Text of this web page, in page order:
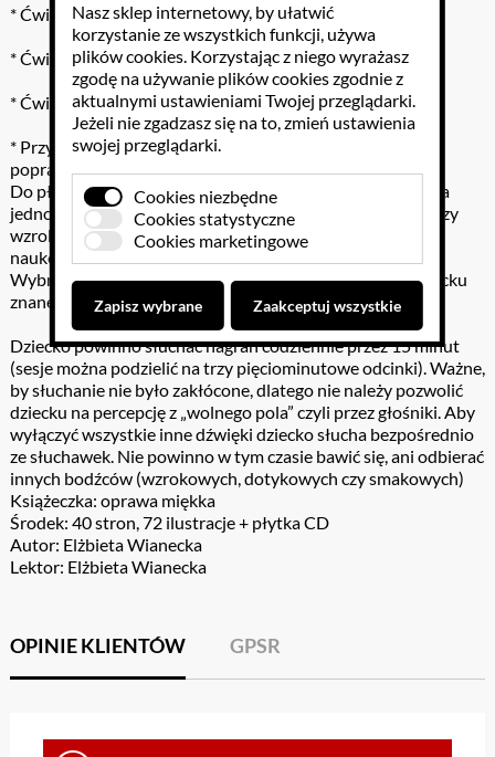
* Ćwiczenie artykulacji (wymowy) wyrazów i końcówek
* Ćwiczenie uwagi słuchowej
* Ćwiczenie rozumienia wypowiedzi językowych
* Przygotowanie do samodzielnego budowania zdań
poprawnych pod względem gramatycznym
Do płytek dołączono ilustrowane książeczki. Pozwoli to na
jednoczesne ćwiczenie uwagi, koncentracji, analizy i syntezy
wzrokowej oraz na wczesną symultaniczno-sekwencyjną
naukę czytania.
Wybrałam jako przykładowe te rzeczowniki, które są dziecku
znane z życia a także łatwe artykulacyjnie.
Dziecko powinno słuchać nagrań codziennie przez 15 minut
(sesje można podzielić na trzy pięciominutowe odcinki). Ważne,
by słuchanie nie było zakłócone, dlatego nie należy pozwolić
dziecku na percepcję z „wolnego pola” czyli przez głośniki. Aby
wyłączyć wszystkie inne dźwięki dziecko słucha bezpośrednio
ze słuchawek. Nie powinno w tym czasie bawić się, ani odbierać
innych bodźców (wzrokowych, dotykowych czy smakowych)
Książeczka: oprawa miękka
Środek: 40 stron, 72 ilustracje + płytka CD
Autor: Elżbieta Wianecka
Lektor: Elżbieta Wianecka
OPINIE KLIENTÓW GPSR
Nasz sklep internetowy, by ułatwić
korzystanie ze wszystkich funkcji, używa
plików cookies. Korzystając z niego wyrażasz
zgodę na używanie plików cookies zgodnie z
aktualnymi ustawieniami Twojej przeglądarki.
Jeżeli nie zgadzasz się na to, zmień ustawienia
swojej przeglądarki.
Cookies niezbędne
Cookies statystyczne
Cookies marketingowe
Zapisz wybrane Zaakceptuj wszystkie